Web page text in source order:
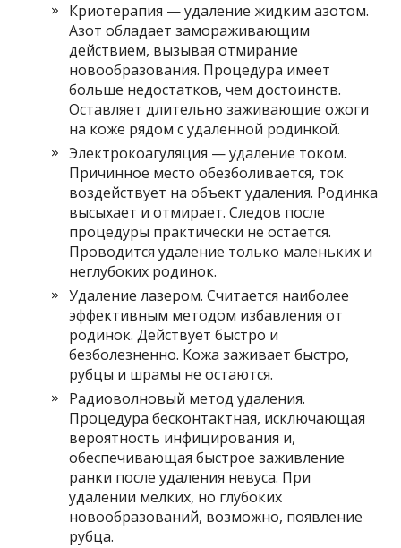
Криотерапия — удаление жидким азотом.
Азот обладает замораживающим
действием, вызывая отмирание
новообразования. Процедура имеет
больше недостатков, чем достоинств.
Оставляет длительно заживающие ожоги
на коже рядом с удаленной родинкой.
Электрокоагуляция — удаление током.
Причинное место обезболивается, ток
воздействует на объект удаления. Родинка
высыхает и отмирает. Следов после
процедуры практически не остается.
Проводится удаление только маленьких и
неглубоких родинок.
Удаление лазером. Считается наиболее
эффективным методом избавления от
родинок. Действует быстро и
безболезненно. Кожа заживает быстро,
рубцы и шрамы не остаются.
Радиоволновый метод удаления.
Процедура бесконтактная, исключающая
вероятность инфицирования и,
обеспечивающая быстрое заживление
ранки после удаления невуса. При
удалении мелких, но глубоких
новообразований, возможно, появление
рубца.